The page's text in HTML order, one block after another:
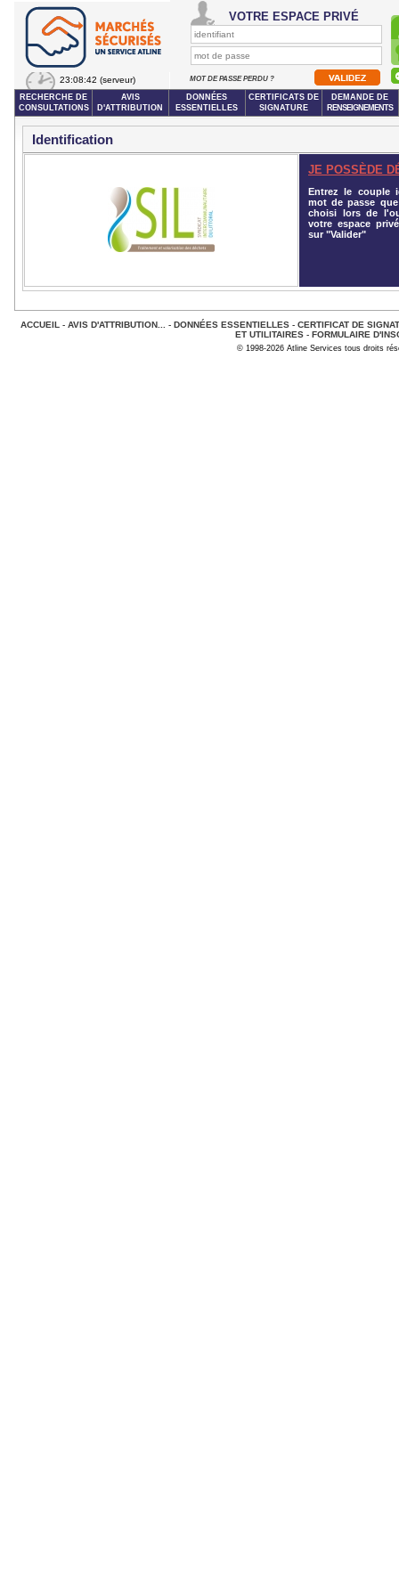
23:08:42 (serveur)
VOTRE ESPACE PRIVÉ
MOT DE PASSE PERDU ?
RECHERCHE DE
CONSULTATIONS
AVIS
D'ATTRIBUTION
DONNÉES
ESSENTIELLES
CERTIFICATS DE
SIGNATURE
DEMANDE DE
RENSEIGNEMENTS
Identification
JE POSSÈDE
Entrez le couple
mot de passe
choisi lors de
votre espace
sur "Valider"
ACCUEIL - AVIS D'ATTRIBUTION... - DONNÉES ESSENTIELLES- CERTIFICAT DE
ET UTILITAIRES - FORMULAIRE
© 1998-2026 Atline Services tous droits